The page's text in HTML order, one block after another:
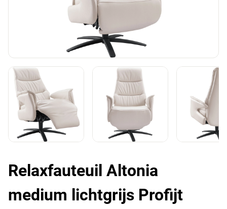
Relaxfauteuil Altonia
medium lichtgrijs Profijt